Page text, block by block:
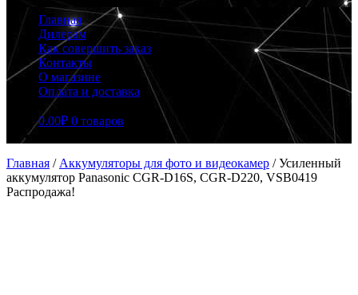
Главная
Дилерам
Как совершить заказ
Контакты
О магазине
Оплата и доставка
0.00₽ 0 товаров
Главная / Аккумуляторы для фото и видеокамер /Усиленный
аккумулятор Panasonic CGR-D16S, CGR-D220, VSB0419
Распродажа!